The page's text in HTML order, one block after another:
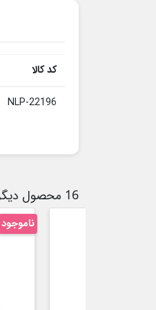
کد کالا
NLP-22196
16 محصول دیگر در این شاخه: